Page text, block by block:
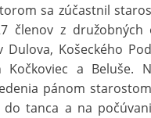
sa zúčastnil
členov z družobných
Košeckého
Kočkoviec a Beluše.
pánom
tanca a na